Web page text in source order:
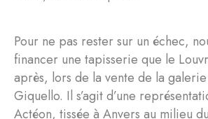
Pour ne pas rester sur un échec,
financer une tapisserie que le
après, lors de la vente de la
Giquello. Il s’agit d’une
Actéon, tissée à Anvers au milieu